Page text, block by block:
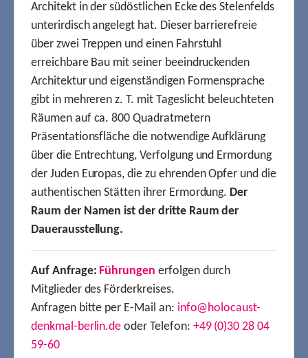
Architekt in der südöstlichen Ecke des Stelenfelds
unterirdisch angelegt hat. Dieser barrierefreie
über zwei Treppen und einen Fahrstuhl
erreichbare Bau mit seiner beeindruckenden
Architektur und eigenständigen Formensprache
gibt in mehreren z. T. mit Tageslicht beleuchteten
Räumen auf ca. 800 Quadratmetern
Präsentationsfläche die notwendige Aufklärung
über die Entrechtung, Verfolgung und Ermordung
der Juden Europas, die zu ehrenden Opfer und die
authentischen Stätten ihrer Ermordung. Der
Raum der Namen ist der dritte Raum der
Dauerausstellung.
Auf Anfrage: Führungen erfolgen durch
Mitglieder des Förderkreises.
Anfragen bitte per E-Mail an: info@holocaust-
denkmal-berlin.de oder Telefon: +49 (0)30 28 04
59-60